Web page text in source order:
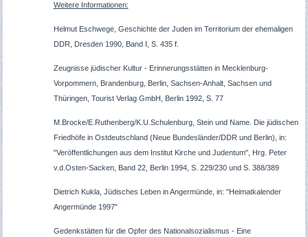
Weitere Informationen:
Helmut Eschwege, Geschichte der Juden im Territorium der ehemaligen
DDR, Dresden 1990, Band I, S. 435 f.
Zeugnisse jüdischer Kultur - Erinnerungsstätten in Mecklenburg-
Vorpommern, Brandenburg, Berlin, Sachsen-Anhalt, Sachsen und
Thüringen, Tourist Verlag GmbH, Berlin 1992, S. 77
M.Brocke/E.Ruthenberg/K.U.Schulenburg, Stein und Name. Die jüdischen
Friedhöfe in Ostdeutschland (Neue Bundesländer/DDR und Berlin), in:
"Veröffentlichungen aus dem Institut Kirche und Judentum", Hrg. Peter
v.d.Osten-Sacken, Band 22, Berlin 1994, S. 229/230 und S. 388/389
Dietrich Kukla, Jüdisches Leben in Angermünde, in: "Heimatkalender
Angermünde 1997"
Gedenkstätten für die Opfer des Nationalsozialismus - Eine